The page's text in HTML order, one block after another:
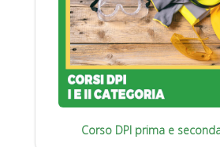
Corso DPI prima e